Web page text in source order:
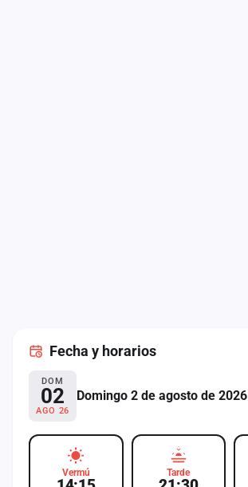
Fecha y horarios
DOM
02
AGO 26
Domingo 2 de agosto de 2026
Vermú Tarde
Administración
Contacto